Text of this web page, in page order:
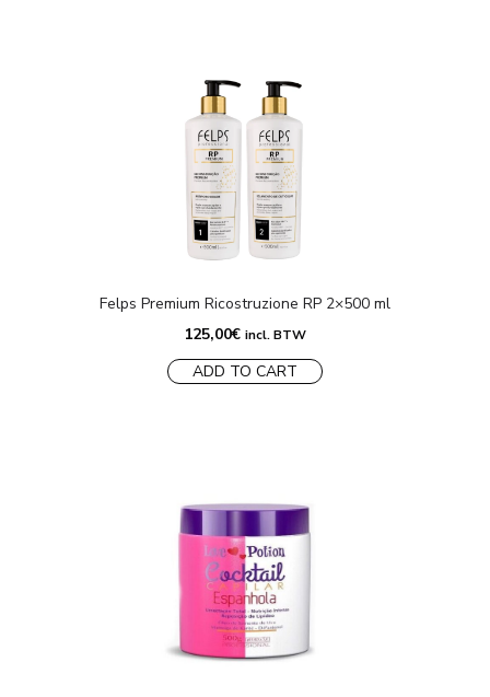
Felps Premium Ricostruzione RP 2×500 ml
125,00€ incl. BTW
ADD TO CART